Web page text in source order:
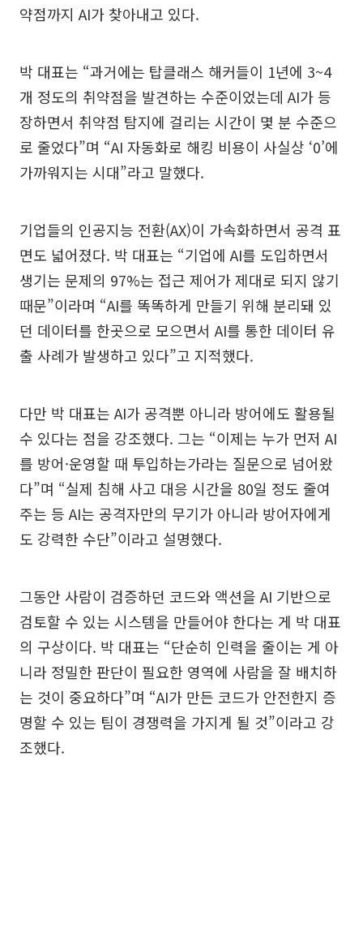
약점까지 AI가 찾아내고 있다.
박 대표는 “과거에는 탑클래스 해커들이 1년에 3~4
개 정도의 취약점을 발견하는 수준이었는데 AI가 등
장하면서 취약점 탐지에 걸리는 시간이 몇 분 수준으
로 줄었다”며 “AI 자동화로 해킹 비용이 사실상 ‘0’에
가까워지는 시대”라고 말했다.
기업들의 인공지능 전환(AX)이 가속화하면서 공격 표
면도 넓어졌다. 박 대표는 “기업에 AI를 도입하면서
생기는 문제의 97%는 접근 제어가 제대로 되지 않기
때문”이라며 “AI를 똑똑하게 만들기 위해 분리돼 있
던 데이터를 한곳으로 모으면서 AI를 통한 데이터 유
출 사례가 발생하고 있다”고 지적했다.
다만 박 대표는 AI가 공격뿐 아니라 방어에도 활용될
수 있다는 점을 강조했다. 그는 “이제는 누가 먼저 AI
를 방어·운영할 때 투입하는가라는 질문으로 넘어왔
다”며 “실제 침해 사고 대응 시간을 80일 정도 줄여
주는 등 AI는 공격자만의 무기가 아니라 방어자에게
도 강력한 수단”이라고 설명했다.
그동안 사람이 검증하던 코드와 액션을 AI 기반으로
검토할 수 있는 시스템을 만들어야 한다는 게 박 대표
의 구상이다. 박 대표는 “단순히 인력을 줄이는 게 아
니라 정밀한 판단이 필요한 영역에 사람을 잘 배치하
는 것이 중요하다”며 “AI가 만든 코드가 안전한지 증
명할 수 있는 팀이 경쟁력을 가지게 될 것”이라고 강
조했다.